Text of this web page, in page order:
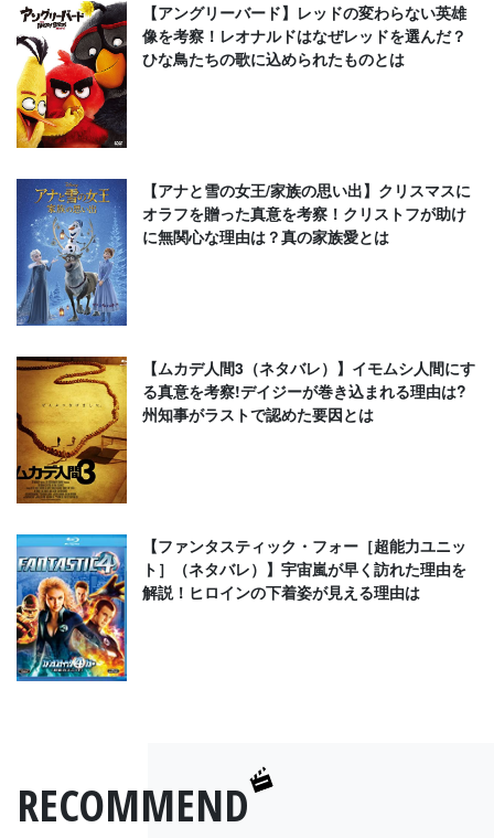
【アングリーバード】レッドの変わらない英雄
像を考察！レオナルドはなぜレッドを選んだ？
ひな鳥たちの歌に込められたものとは
【アナと雪の女王/家族の思い出】クリスマスに
オラフを贈った真意を考察！クリストフが助け
に無関心な理由は？真の家族愛とは
【ムカデ人間3（ネタバレ）】イモムシ人間にす
る真意を考察!デイジーが巻き込まれる理由は?
州知事がラストで認めた要因とは
【ファンタスティック・フォー［超能力ユニッ
ト］（ネタバレ）】宇宙嵐が早く訪れた理由を
解説！ヒロインの下着姿が見える理由は
RECOMMEND